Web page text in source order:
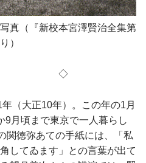
真（『新校本宮澤賢治全集第
）
◇
（大正10年）。この年の1月
9月頃まで東京で一人暮らし
関徳弥あての手紙には、「私
してゐます」との言葉が出て